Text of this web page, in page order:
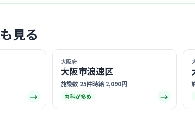
見る
→
大阪府
大阪市浪速区
施設数 25件時給 2,090円
内科が多め →